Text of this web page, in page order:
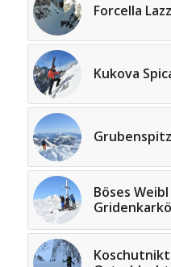
Forcella
Kukova
Böses